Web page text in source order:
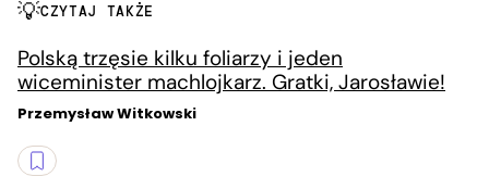
CZYTAJ TAKŻE
Polską trzęsie kilku foliarzy i jeden
wiceminister machlojkarz. Gratki, Jarosławie!
Przemysław Witkowski